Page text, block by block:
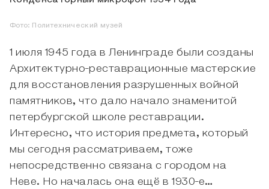
Фото: Политехнический музей
1 июля 1945 года в Ленинграде были созданы
Архитектурно-реставрационные мастерские
для восстановления разрушенных войной
памятников, что дало начало знаменитой
петербургской школе реставрации.
Интересно, что история предмета, который
мы сегодня рассматриваем, тоже
непосредственно связана с городом на
Неве. Но началась она ещё в 1930-е…